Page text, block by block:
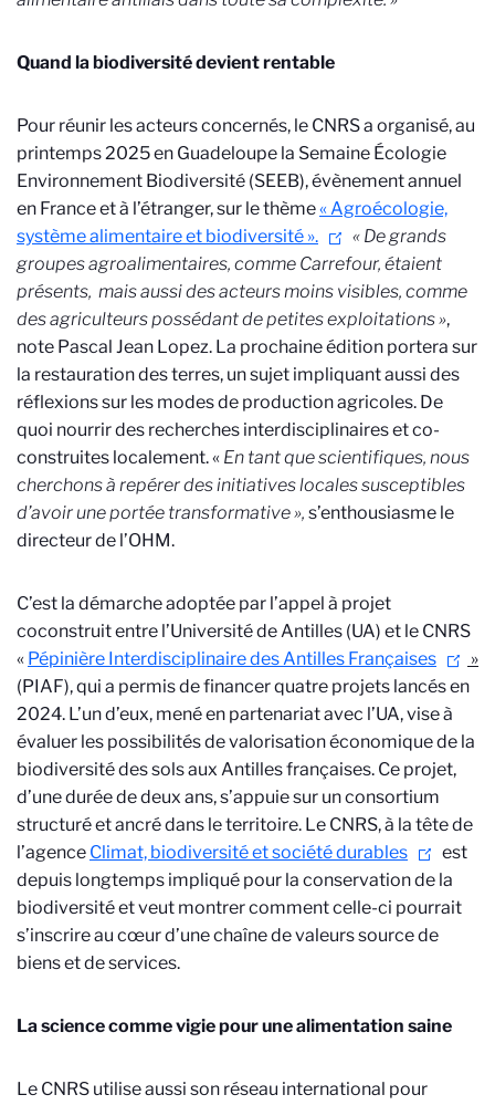
Quand la biodiversité devient rentable
Pour réunir les acteurs concernés, le CNRS a organisé, au
printemps 2025 en Guadeloupe la Semaine Écologie
Environnement Biodiversité (SEEB), évènement annuel
en France et à l’étranger, sur le thème« Agroécologie,
système alimentaire et biodiversité ».
« De grands
groupes agroalimentaires, comme Carrefour, étaient
présents, mais aussi des acteurs moins visibles, comme
des agriculteurs possédant de petites exploitations »,
note Pascal Jean Lopez. La prochaine édition portera sur
la restauration des terres, un sujet impliquant aussi des
réflexions sur les modes de production agricoles. De
quoi nourrir des recherches interdisciplinaires et co-
construites localement. « En tant que scientifiques, nous
cherchons à repérer des initiatives locales susceptibles
d’avoir une portée transformative », s’enthousiasme le
directeur de l’OHM.
C’est la démarche adoptée par l’appel à projet
coconstruit entre l’Université de Antilles (UA) et le CNRS
« Pépinière Interdisciplinaire des Antilles Françaises
»
(PIAF), qui a permis de financer quatre projets lancés en
2024. L’un d’eux, mené en partenariat avec l’UA, vise à
évaluer les possibilités de valorisation économique de la
biodiversité des sols aux Antilles françaises. Ce projet,
d’une durée de deux ans, s’appuie sur un consortium
structuré et ancré dans le territoire. Le CNRS, à la tête de
l’agence Climat, biodiversité et société durables
est
depuis longtemps impliqué pour la conservation de la
biodiversité et veut montrer comment celle-ci pourrait
s’inscrire au cœur d’une chaîne de valeurs source de
biens et de services.
La science comme vigie pour une alimentation saine
Le CNRS utilise aussi son réseau international pour